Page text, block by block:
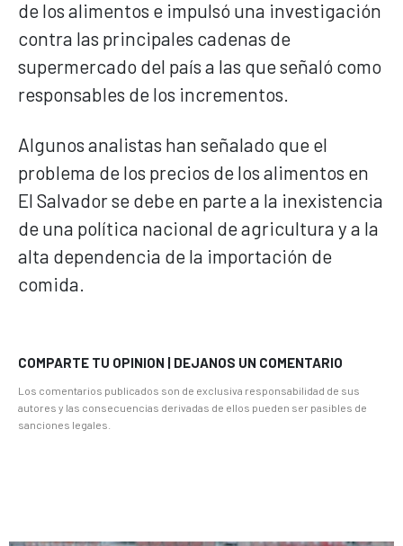
de los alimentos e impulsó una investigación
contra las principales cadenas de
supermercado del país a las que señaló como
responsables de los incrementos.
Algunos analistas han señalado que el
problema de los precios de los alimentos en
El Salvador se debe en parte a la inexistencia
de una política nacional de agricultura y a la
alta dependencia de la importación de
comida.
COMPARTE TU OPINION | DEJANOS UN COMENTARIO
Los comentarios publicados son de exclusiva responsabilidad de sus
autores y las consecuencias derivadas de ellos pueden ser pasibles de
sanciones legales.